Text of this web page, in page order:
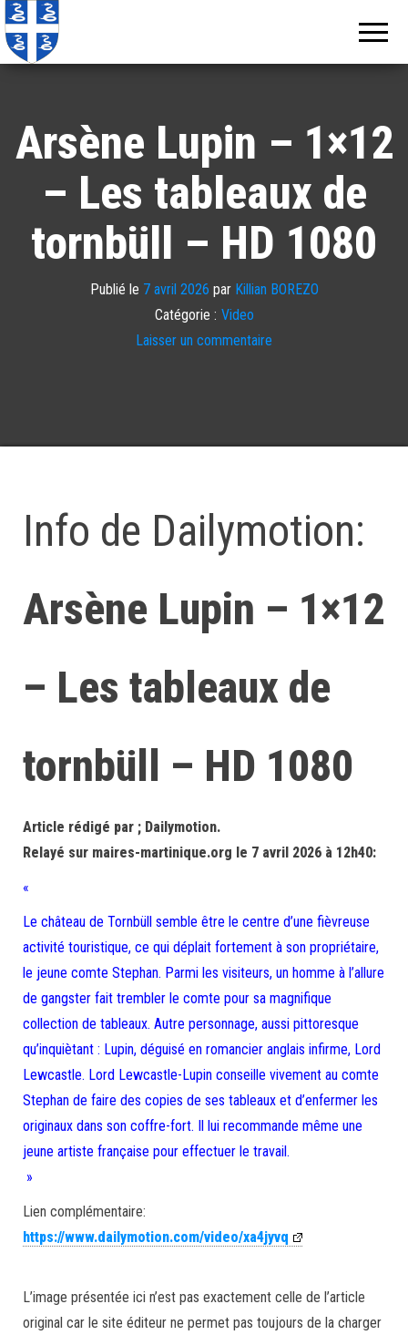
Arsène Lupin – 1×12
– Les tableaux de
tornbüll – HD 1080
Publié le 7 avril 2026 par Killian BOREZO
Catégorie : Video
Laisser un commentaire
Info de Dailymotion:
Arsène Lupin – 1×12
– Les tableaux de
tornbüll – HD 1080
Article rédigé par ; Dailymotion.
Relayé sur maires-martinique.org le 7 avril 2026 à 12h40:
«
Le château de Tornbüll semble être le centre d’une fièvreuse
activité touristique, ce qui déplait fortement à son propriétaire,
le jeune comte Stephan. Parmi les visiteurs, un homme à l’allure
de gangster fait trembler le comte pour sa magnifique
collection de tableaux. Autre personnage, aussi pittoresque
qu’inquiètant : Lupin, déguisé en romancier anglais infirme, Lord
Lewcastle. Lord Lewcastle-Lupin conseille vivement au comte
Stephan de faire des copies de ses tableaux et d’enfermer les
originaux dans son coffre-fort. Il lui recommande même une
jeune artiste française pour effectuer le travail.
»
Lien complémentaire:
https://www.dailymotion.com/video/xa4jyvq
L’image présentée ici n’est pas exactement celle de l’article
original car le site éditeur ne permet pas toujours de la charger